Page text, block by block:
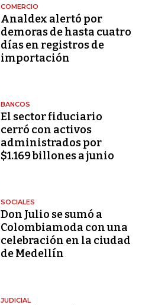
COMERCIO
Analdex alertó por
demoras de hasta cuatro
días en registros de
importación
BANCOS
El sector fiduciario
cerró con activos
administrados por
$1.169 billones a junio
SOCIALES
Don Julio se sumó a
Colombiamoda con una
celebración en la ciudad
de Medellín
JUDICIAL